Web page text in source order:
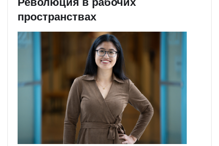
пространствах